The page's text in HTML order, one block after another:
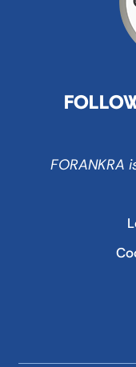
FORANKRA